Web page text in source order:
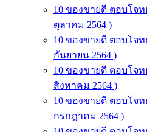
10 ของขายดี ตอบโจ
ตุลาคม 2564 )
10 ของขายดี ตอบโจ
กันยายน 2564 )
10 ของขายดี ตอบโจ
สิงหาคม 2564 )
10 ของขายดี ตอบโจ
กรกฎาคม 2564 )